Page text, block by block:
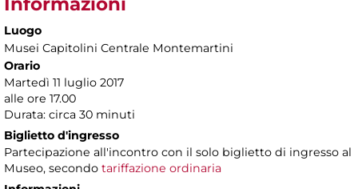
Luogo
Musei Capitolini Centrale Montemartini
Orario
Martedì 11 luglio 2017
alle ore 17.00
Durata: circa 30 minuti
Biglietto d'ingresso
Partecipazione all'incontro con il solo biglietto di ingresso al
Museo, secondo tariffazione ordinaria